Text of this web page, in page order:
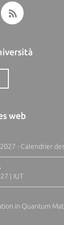
web
- Calendrier
| IUT
in Quantum